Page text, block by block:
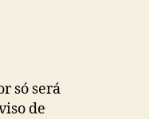
só será
de